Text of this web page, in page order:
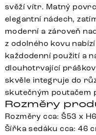
svěží vítr. Matný
elegantní nádech,
moderní a zároveň
z odolného kovu
každodenní použití a
dlouhotrvající
skvěle integruje do
skutečným poutačem
Rozměry
Rozměry cca: Š53 x
Šířka sedáku cca: 46